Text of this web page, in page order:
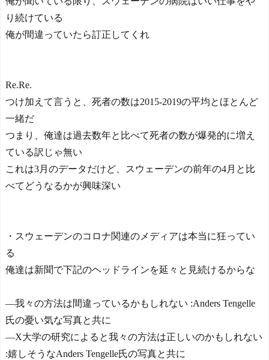
り続けている
俺が間違っていたら訂正してくれ
Re.Re.
つけ加えて言うと、死者の数は2015-2019の平均とほとんど
一緒だ
つまり、俺達は過去数年と比べて死者の数が爆発的に増え
ている訳じゃ無い
これは3月のデータだけど、スウェーデンの前年の4月と比
べてどうなるかが興味深い
・スウェーデンのコロナ関連のメディアは本当に狂ってい
る
俺達は新聞で下記のヘッドラインを延々と見続けるからな
―我々の方法は間違っているかもしれない :Anders Tengelle
氏の憂い気な写真と共に
―X大学の研究によると我々の方法は正しいのかもしれない
:嬉しそうなAnders Tengelle氏の写真と共に